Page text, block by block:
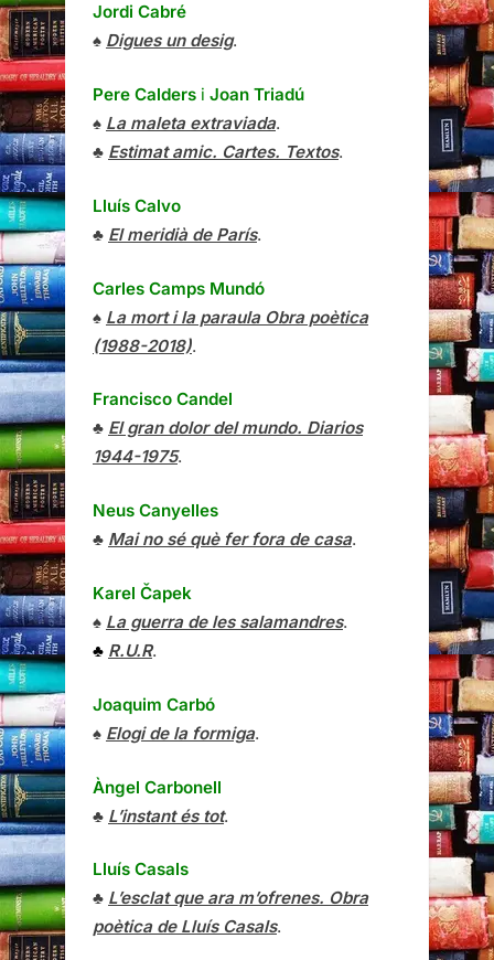
Jordi Cabré
♠ Digues un desig.
Pere Calders i Joan Triadú
♠ La maleta extraviada.
♣ Estimat amic. Cartes. Textos.
Lluís Calvo
♣ El meridià de París.
Carles Camps Mundó
♠ La mort i la paraula Obra poètica
(1988-2018).
Francisco Candel
♣ El gran dolor del mundo. Diarios
1944-1975.
Neus Canyelles
♣ Mai no sé què fer fora de casa.
Karel Čapek
♠ La guerra de les salamandres.
♣ R.U.R.
Joaquim Carbó
♠ Elogi de la formiga.
Àngel Carbonell
♣ L’instant és tot.
Lluís Casals
♣ L’esclat que ara m’ofrenes. Obra
poètica de Lluís Casals.